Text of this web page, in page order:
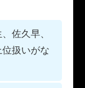
佐久早、
扱いがな